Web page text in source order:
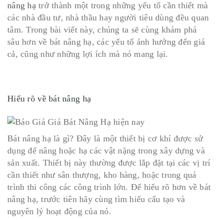
nâng hạtrở thành một trong những yếu tố cần thiết mà
các nhà đầu tư, nhà thầu hay người tiêu dùng đều quan
tâm. Trong bài viết này, chúng ta sẽ cùng khám phá
sâu hơn về bát nâng hạ, các yếu tố ảnh hưởng đến giá
cả, cũng như những lợi ích mà nó mang lại.
Hiểu rõ về bát nâng hạ
Bát nâng hạ là gì? Đây là một thiết bị cơ khí được sử
dụng để nâng hoặc hạ các vật nặng trong xây dựng và
sản xuất. Thiết bị này thường được lắp đặt tại các vị trí
cần thiết như sân thượng, kho hàng, hoặc trong quá
trình thi công các công trình lớn. Để hiểu rõ hơn về bát
nâng hạ, trước tiên hãy cùng tìm hiểu cấu tạo và
nguyên lý hoạt động của nó.